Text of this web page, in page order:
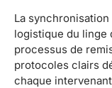
La
logistique du linge
processus de
protocoles clairs
chaque